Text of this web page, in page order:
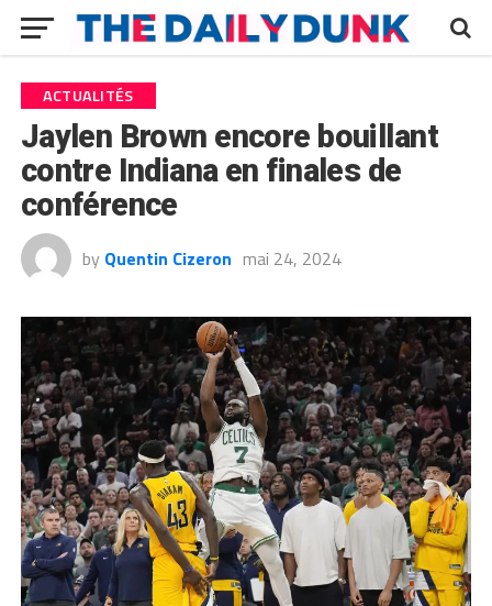
ACTUALITÉS
Jaylen Brown encore bouillant
contre Indiana en finales de
conférence
by Quentin Cizeron mai 24, 2024